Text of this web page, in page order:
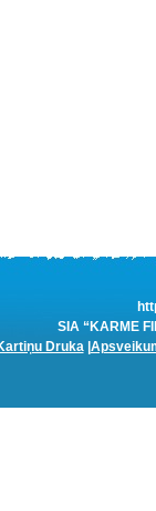
SIA “KARME
Druka|